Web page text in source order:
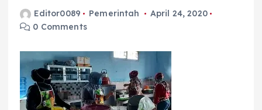
Editor0089 Pemerintah
April 24, 2020
0 Comments